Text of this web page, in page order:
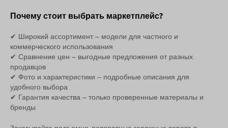
Почему стоит выбрать маркетплейс?
✔ Широкий ассортимент – модели для частного и
коммерческого использования
✔ Сравнение цен – выгодные предложения от разных
продавцов
✔ Фото и характеристики – подробные описания для
удобного выбора
✔ Гарантия качества – только проверенные материалы и
бренды